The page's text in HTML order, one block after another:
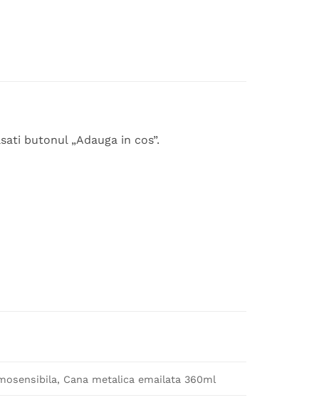
butonul „Adauga in cos”.
Cana metalica emailata 360ml